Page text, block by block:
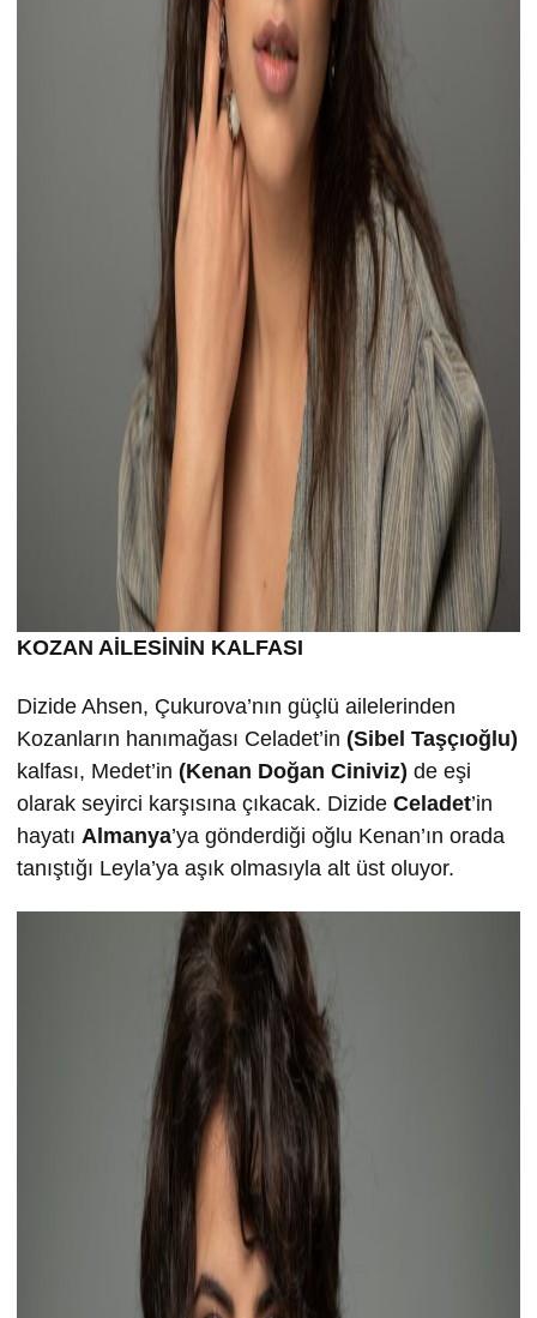
KOZAN AİLESİNİN KALFASI
Dizide Ahsen, Çukurova’nın güçlü ailelerinden
Kozanların hanımağası Celadet’in (Sibel Taşçıoğlu)
kalfası, Medet’in (Kenan Doğan Ciniviz) de eşi
olarak seyirci karşısına çıkacak. Dizide Celadet’in
hayatı Almanya’ya gönderdiği oğlu Kenan’ın orada
tanıştığı Leyla’ya aşık olmasıyla alt üst oluyor.